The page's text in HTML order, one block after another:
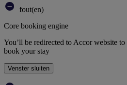
fout(en)
Core booking engine
You’ll be redirected to Accor website
book your stay
Venster sluiten